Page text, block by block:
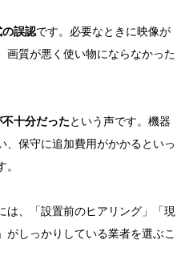
誤認です。必要なときに映像が
画質が悪く使い物にならなかった
十分だったという声です。機器
、保守に追加費用がかかるといっ
は、「設置前のヒアリング」「現
がしっかりしている業者を選ぶこ